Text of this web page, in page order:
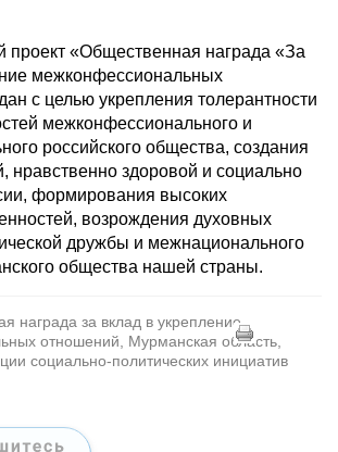
проект «Общественная награда «За
межконфессиональных
с целью укрепления толерантности
межконфессионального и
российского общества, создания
нравственно здоровой и социально
формирования высоких
возрождения духовных
дружбы и межнационального
общества нашей страны.
награда за вклад в укрепление
отношений, Мурманская область,
социально-политических инициатив